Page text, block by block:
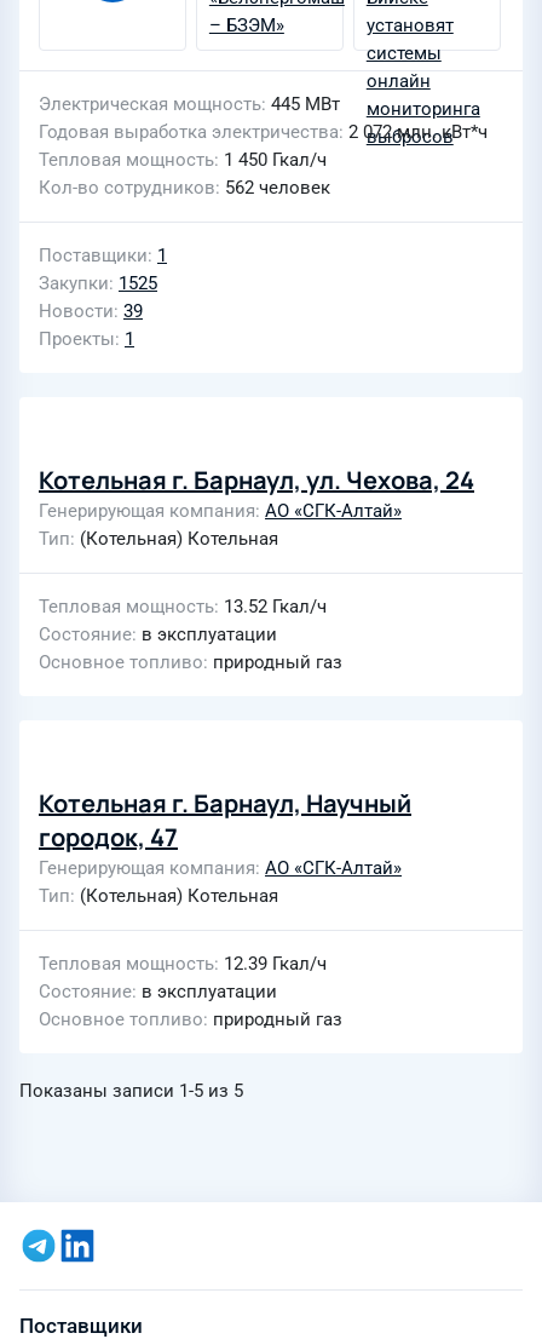
Электрическая мощность 445 МВт
Годовая выработка электричества 2 072 млн. кВт*ч
Тепловая мощность 1 450 Гкал/ч
Кол-во сотрудников 562 человек
Поставщики 1
Закупки 1525
Новости 39
Проекты 1
Котельная г. Барнаул, ул. Чехова, 24
Генерирующая компания АО «СГК-Алтай»
Тип (Котельная) Котельная
Тепловая мощность 13.52 Гкал/ч
Состояние в эксплуатации
Основное топливо природный газ
Котельная г. Барнаул, Научный
городок, 47
Генерирующая компания АО «СГК-Алтай»
Тип (Котельная) Котельная
Тепловая мощность 12.39 Гкал/ч
Состояние в эксплуатации
Основное топливо природный газ
Показаны записи 1-5 из 5
Поставщики